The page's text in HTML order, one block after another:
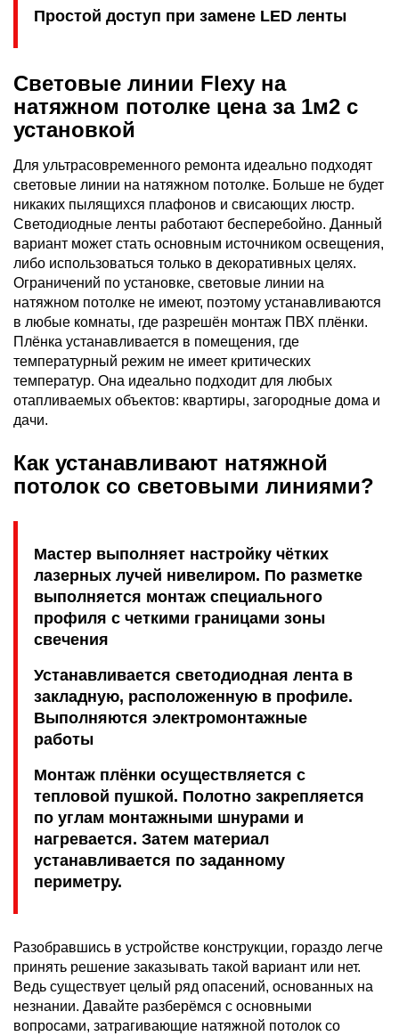
Простой доступ при замене LED ленты
Световые линии Flexy на
натяжном потолке цена за 1м2 с
установкой
Для ультрасовременного ремонта идеально подходят
световые линии на натяжном потолке. Больше не будет
никаких пылящихся плафонов и свисающих люстр.
Светодиодные ленты работают бесперебойно. Данный
вариант может стать основным источником освещения,
либо использоваться только в декоративных целях.
Ограничений по установке, световые линии на
натяжном потолке не имеют, поэтому устанавливаются
в любые комнаты, где разрешён монтаж ПВХ плёнки.
Плёнка устанавливается в помещения, где
температурный режим не имеет критических
температур. Она идеально подходит для любых
отапливаемых объектов: квартиры, загородные дома и
дачи.
Как устанавливают натяжной
потолок со световыми линиями?
Мастер выполняет настройку чётких
лазерных лучей нивелиром. По разметке
выполняется монтаж специального
профиля с четкими границами зоны
свечения
Устанавливается светодиодная лента в
закладную, расположенную в профиле.
Выполняются электромонтажные
работы
Монтаж плёнки осуществляется с
тепловой пушкой. Полотно закрепляется
по углам монтажными шнурами и
нагревается. Затем материал
устанавливается по заданному
периметру.
Разобравшись в устройстве конструкции, гораздо легче
принять решение заказывать такой вариант или нет.
Ведь существует целый ряд опасений, основанных на
незнании. Давайте разберёмся с основными
вопросами, затрагивающие натяжной потолок со